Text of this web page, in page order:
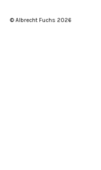
© Albrecht Fuchs 2026